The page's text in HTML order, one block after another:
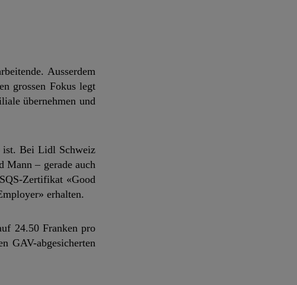
Ausserdem
grossen Fokus legt
übernehmen und
ist. Bei Lidl Schweiz
– gerade auch
Zertifikat «Good
erhalten.
24.50 Franken pro
GAV-abgesicherten